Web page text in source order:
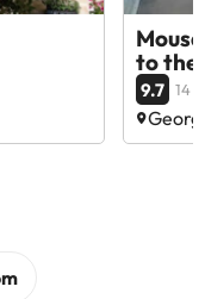
to the
9.7 14